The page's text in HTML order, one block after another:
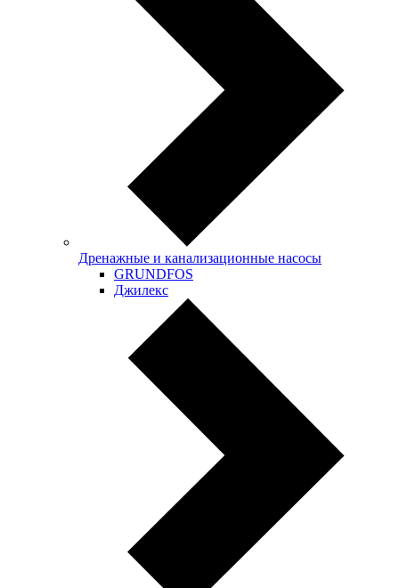
Дренажные и канализационные насосы
GRUNDFOS
Джилекс